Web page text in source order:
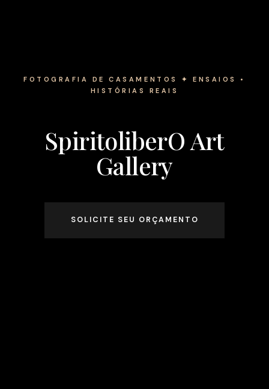
FOTOGRAFIA DE CASAMENTOS ✦ ENSAIOS •
HISTÓRIAS REAIS
SpiritoliberO Art
Gallery
SOLICITE SEU ORÇAMENTO